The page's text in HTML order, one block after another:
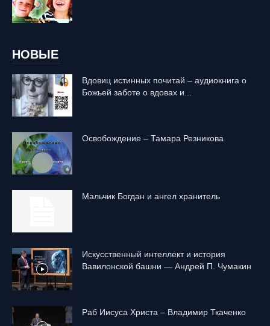
НОВЫЕ
Вдовиц истинных почитай – аудиокнига о
Божьей заботе о вдовах и...
Освобождение – Тамара Резникова
Mальчик Богдан и ангел хранитель
Искусственный интеллект и история
Вавилонской башни — Андрей П. Чумакин
Раб Иисуса Христа – Владимир Ткаченко